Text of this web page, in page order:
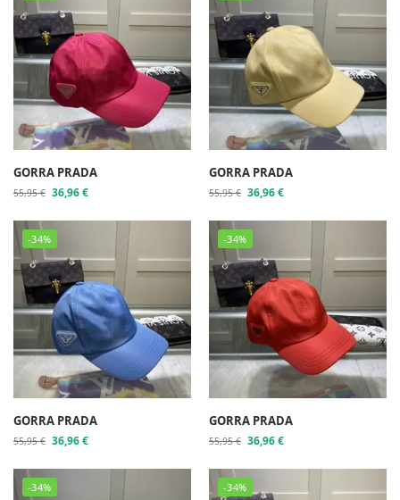
GORRA PRADA
55,95€ 36,96€
GORRA PRADA
55,95€ 36,96€
-34%
GORRA PRADA
55,95€ 36,96€
-34%
GORRA PRADA
55,95€ 36,96€
-34% -34%